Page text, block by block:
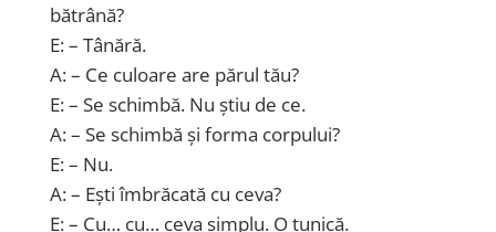
bătrână?
E: – Tânără.
A: – Ce culoare are părul tău?
E: – Se schimbă. Nu știu de ce.
A: – Se schimbă și forma corpului?
E: – Nu.
A: – Ești îmbrăcată cu ceva?
E: – Cu… cu… ceva simplu. O tunică.